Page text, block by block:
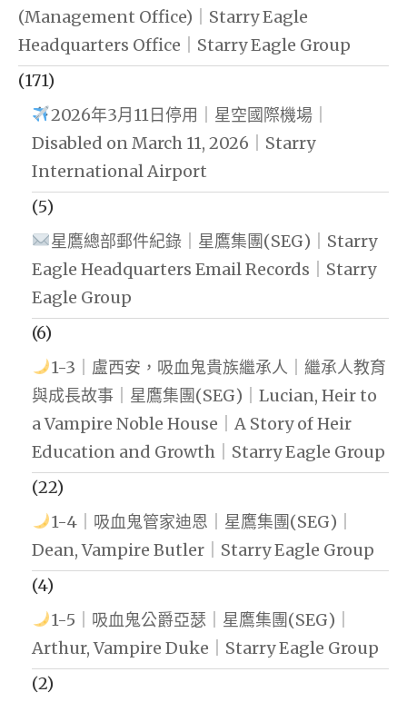
(Management Office)｜Starry Eagle
Headquarters Office｜Starry Eagle Group
(171)
2026年3月11日停用｜星空國際機場｜
Disabled on March 11, 2026｜Starry
International Airport
(5)
星鷹總部郵件紀錄｜星鷹集團(SEG)｜Starry
Eagle Headquarters Email Records｜Starry
Eagle Group
(6)
1-3｜盧西安，吸血鬼貴族繼承人｜繼承人教育
與成長故事｜星鷹集團(SEG)｜Lucian, Heir to
a Vampire Noble House｜A Story of Heir
Education and Growth｜Starry Eagle Group
(22)
1-4｜吸血鬼管家迪恩｜星鷹集團(SEG)｜
Dean, Vampire Butler｜Starry Eagle Group
(4)
1-5｜吸血鬼公爵亞瑟｜星鷹集團(SEG)｜
Arthur, Vampire Duke｜Starry Eagle Group
(2)